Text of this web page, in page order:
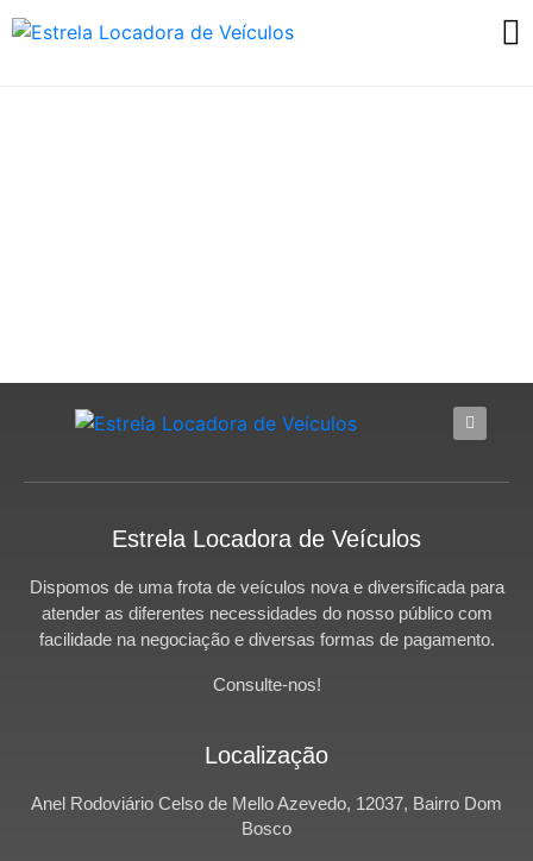
Estrela Locadora de Veículos
Dispomos de uma frota de veículos nova e diversificada para
atender as diferentes necessidades do nosso público com
facilidade na negociação e diversas formas de pagamento.
Consulte-nos!
Localização
Anel Rodoviário Celso de Mello Azevedo, 12037, Bairro Dom
Bosco